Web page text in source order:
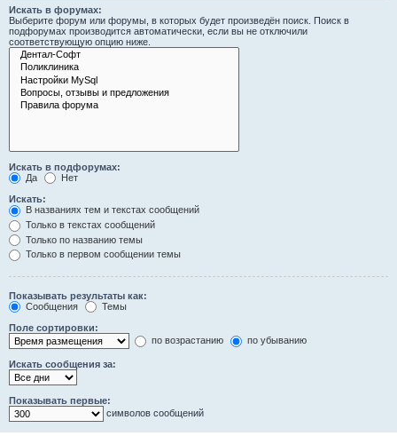
Искать в форумах:
Выберите форум или форумы, в которых будет произведён поиск. Поиск в
подфорумах производится автоматически, если вы не отключили
соответствующую опцию ниже.
Искать в подфорумах:
Да
Нет
Искать:
В названиях тем и текстах сообщений
Только в текстах сообщений
Только по названию темы
Только в первом сообщении темы
Показывать результаты как:
Сообщения
Темы
Поле сортировки:
по возрастанию
по убыванию
Искать сообщения за:
Показывать первые:
символов сообщений